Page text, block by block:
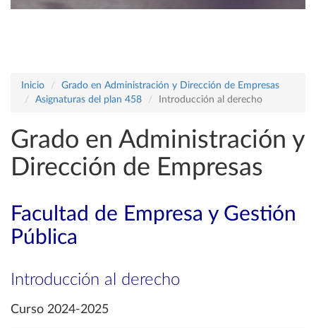
Inicio
Grado en Administración y Dirección de Empresas
Asignaturas del plan 458
Introducción al derecho
Grado en Administración y
Dirección de Empresas
Facultad de Empresa y Gestión
Pública
Introducción al derecho
Curso 2024-2025